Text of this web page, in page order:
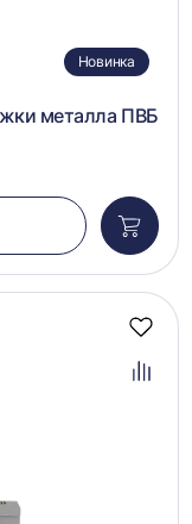
Новинка
металла ПВБ
в